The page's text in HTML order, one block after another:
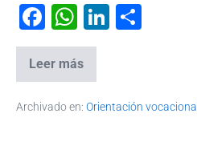
F
a
c
b
W
h
at
A
Li
dI ar
Leer más
Archivado en: Orientación vocacional